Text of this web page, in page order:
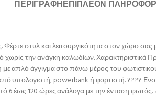
ΠΕΡΙΓΡΑΦΉΕΠΙΠΛΈΟΝ
στυλ και λειτουργικότητα στον χώρο
χωρίς την ανάγκη καλωδίων.
απλό άγγιγμα στο πάνω μέρος του
υπολογιστή, powerbank ή φορτιστή. ????
6 έως 120 ώρες ανάλογα με την ένταση